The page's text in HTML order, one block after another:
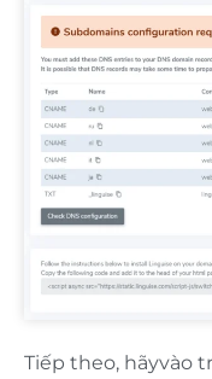
Tiếp theo, hãyvào